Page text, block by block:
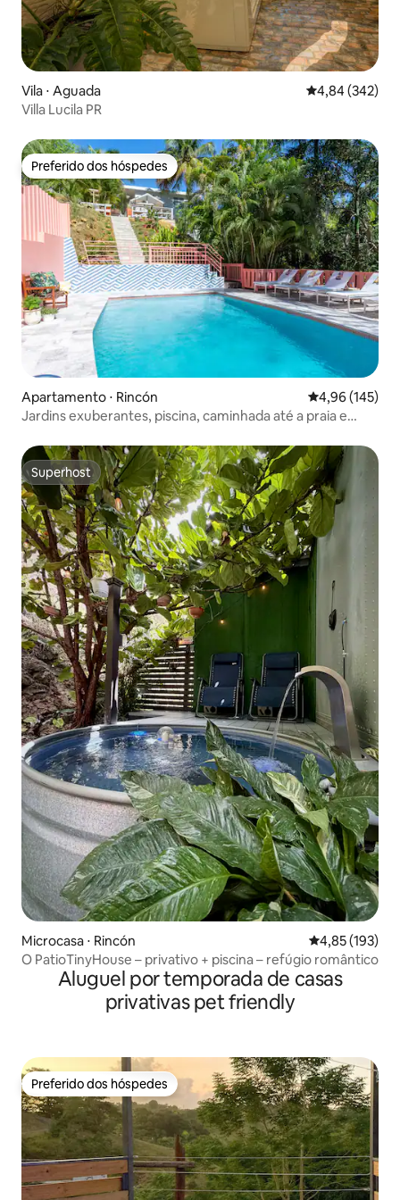
Vila ⋅ Aguada 4,84 de uma
4,84 (342)
Villa Lucila PR
Preferido dos hóspedes
Preferido dos hóspedes
Apartamento ⋅ Rincón 4,96 de uma
4,96 (145)
Jardins exuberantes, piscina, caminhada até a praia e
Superhost
Superhost
Microcasa ⋅ Rincón 4,85 de uma
4,85 (193)
O PatioTinyHouse – privativo + piscina – refúgio romântico
Aluguel por temporada de casas
privativas pet friendly
Preferido dos hóspedes
Preferido dos hóspedes